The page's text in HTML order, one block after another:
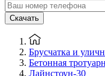
Скачать
Брусчатка и
Бетонная
Лайнстоун-30